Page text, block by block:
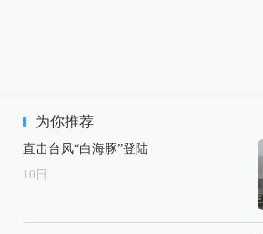
为你推荐
直击台风“白海豚”登陆
10 日